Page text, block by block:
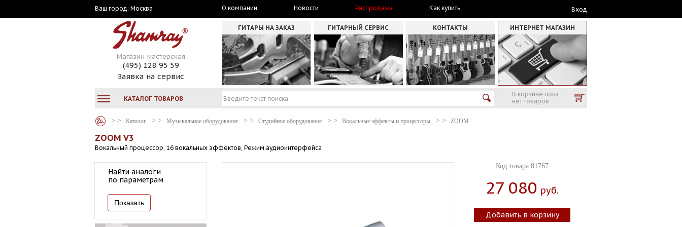
Ваш город: Москва О компании Новости Распродажа Как купить Вход
Магазин-мастерская
(495) 128 95 59
Заявка на сервис
ГИТАРЫ НА ЗАКАЗ ГИТАРНЫЙ СЕРВИС КОНТАКТЫ ИНТЕРНЕТ МАГАЗИН
КАТАЛОГ ТОВАРОВ
В корзине пока
нет товаров
Каталог Музыкальное оборудование Студийное оборудование Вокальные эффекты и процессоры ZOOM
ZOOM V3
Вокальный процессор, 16 вокальных эффектов, Режим аудиоинтерфейса
Найти аналоги
по параметрам
Код товара 81767
27 080 Руб.
Добавить в корзину